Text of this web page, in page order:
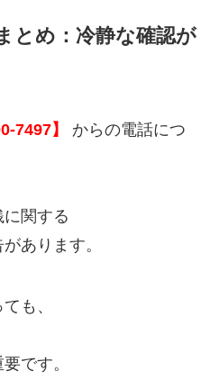
とめ：冷静な確認が
7497】
からの電話につ
関する
あります。
も、
です。